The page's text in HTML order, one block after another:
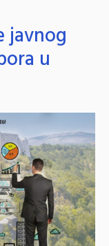
javnog
u